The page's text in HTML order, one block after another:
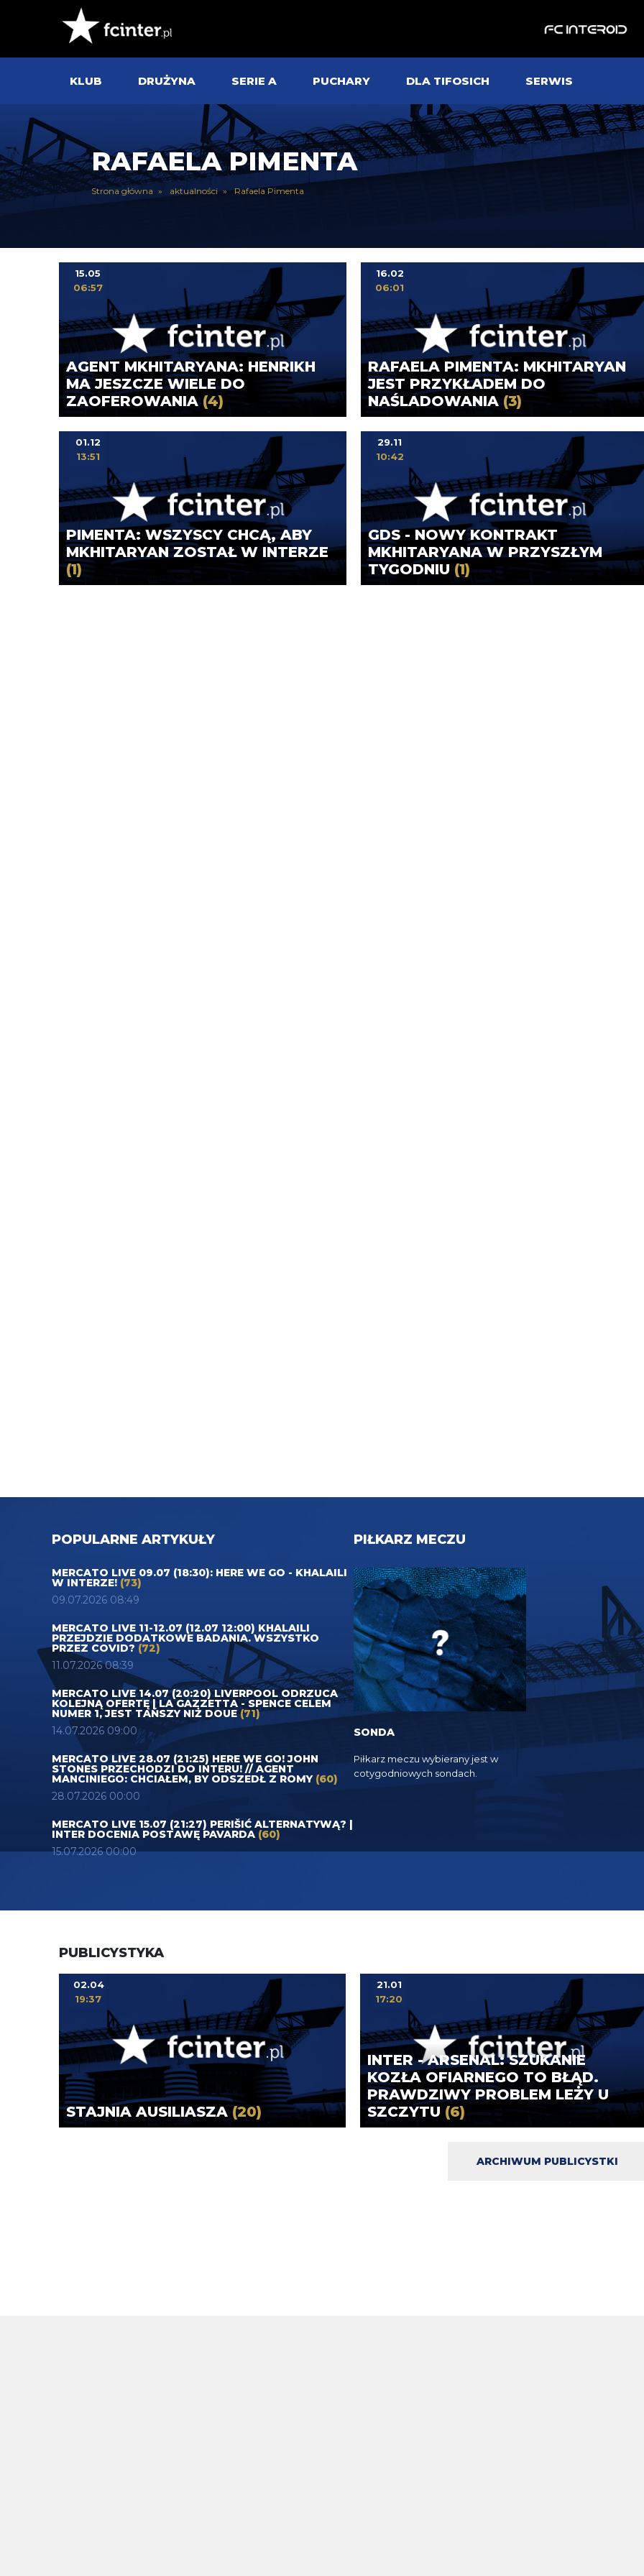
KLUB DRUŻYNA SERIE A PUCHARY DLA TIFOSICH SERWIS
RAFAELA PIMENTA
Strona główna aktualności Rafaela Pimenta
AGENT MKHITARYANA: HENRIKH
MA JESZCZE WIELE DO
ZAOFEROWANIA(4)
15.05
06:57
RAFAELA PIMENTA: MKHITARYAN
JEST PRZYKŁADEM DO
NAŚLADOWANIA(3)
16.02
06:01
PIMENTA: WSZYSCY CHCĄ, ABY
MKHITARYAN ZOSTAŁ W INTERZE
(1)
01.12
13:51
GDS - NOWY KONTRAKT
MKHITARYANA W PRZYSZŁYM
TYGODNIU (1)
29.11
10:42
POPULARNE ARTYKUŁY
MERCATO LIVE 09.07 (18:30): HERE WE GO - KHALAILI
W INTERZE! (73)
09.07.2026 08:49
MERCATO LIVE 11-12.07 (12.07 12:00) KHALAILI
PRZEJDZIE DODATKOWE BADANIA. WSZYSTKO
PRZEZ COVID? (72)
11.07.2026 08:39
MERCATO LIVE 14.07 (20:20) LIVERPOOL ODRZUCA
KOLEJNĄ OFERTĘ | LA GAZZETTA - SPENCE CELEM
NUMER 1, JEST TAŃSZY NIŻ DOUE(71)
14.07.2026 09:00
MERCATO LIVE 28.07 (21:25) HERE WE GO! JOHN
STONES PRZECHODZI DO INTERU! // AGENT
MANCINIEGO: CHCIAŁEM, BY ODSZEDŁ Z ROMY (60)
28.07.2026 00:00
MERCATO LIVE 15.07 (21:27) PERIŠIĆ ALTERNATYWĄ? |
INTER DOCENIA POSTAWĘ PAVARDA (60)
15.07.2026 00:00
PIŁKARZ MECZU
SONDA
Piłkarz meczu wybierany jest w
cotygodniowych sondach.
PUBLICYSTYKA
STAJNIA AUSILIASZA(20)
02.04
19:37
INTER - ARSENAL: SZUKANIE
KOZŁA OFIARNEGO TO BŁĄD.
PRAWDZIWY PROBLEM LEŻY U
SZCZYTU (6)
21.01
17:20
ARCHIWUM PUBLICYSTKI